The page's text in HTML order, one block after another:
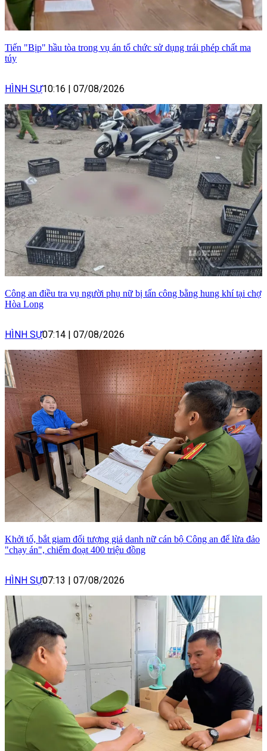
Tiến "Bịp" hầu tòa trong vụ án tổ chức sử dụng trái phép chất ma
túy
HÌNH SỰ10:16 07/08/2026
Công an điều tra vụ người phụ nữ bị tấn công bằng hung khí tại chợ
Hòa Long
HÌNH SỰ07:14 07/08/2026
Khởi tố, bắt giam đối tượng giả danh nữ cán bộ Công an để lừa đảo
"chạy án", chiếm đoạt 400 triệu đồng
HÌNH SỰ07:13 07/08/2026